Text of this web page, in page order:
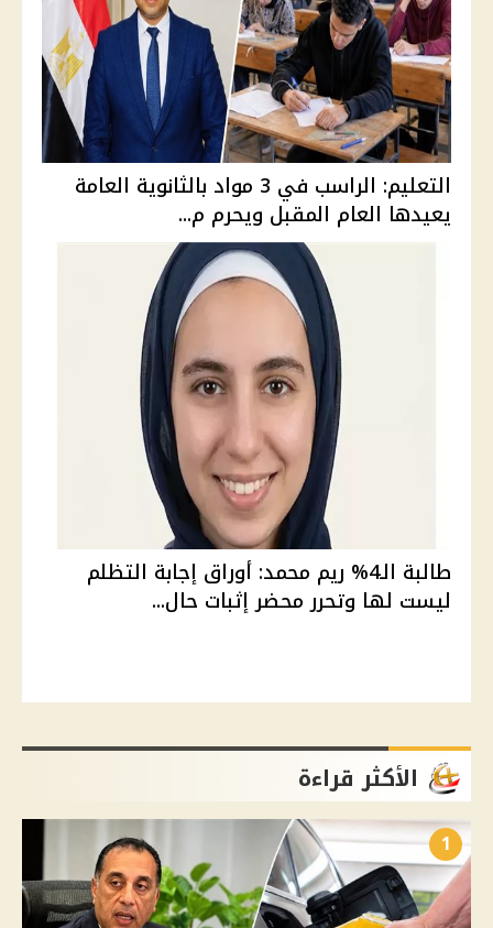
التعليم: الراسب في 3 مواد بالثانوية العامة
يعيدها العام المقبل ويحرم م...
طالبة الـ4% ريم محمد: أوراق إجابة التظلم
ليست لها وتحرر محضر إثبات حال...
الأكثر قراءة
1